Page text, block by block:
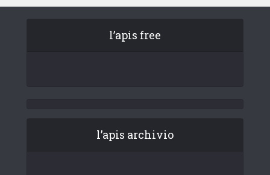
l’apis free
l’apis archivio